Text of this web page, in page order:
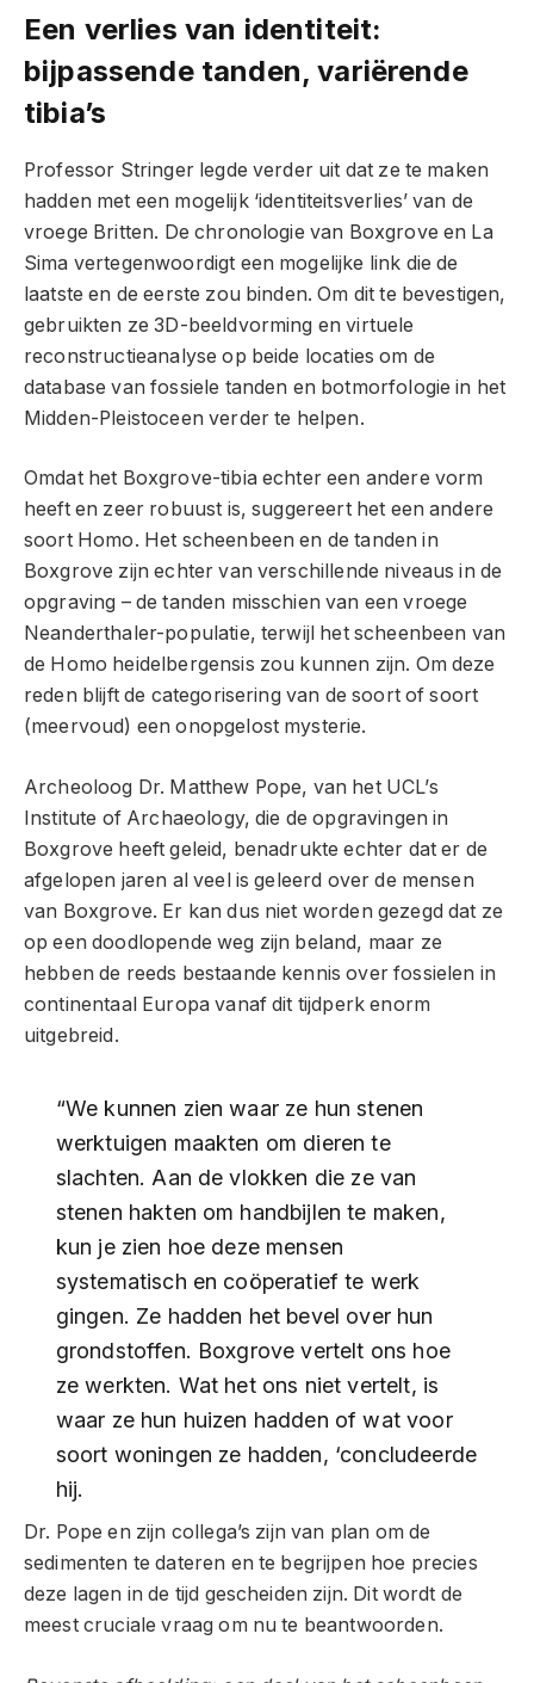
Een verlies van identiteit:
bijpassende tanden, variërende
tibia’s
Professor Stringer legde verder uit dat ze te maken
hadden met een mogelijk ‘identiteitsverlies’ van de
vroege Britten. De chronologie van Boxgrove en La
Sima vertegenwoordigt een mogelijke link die de
laatste en de eerste zou binden. Om dit te bevestigen,
gebruikten ze 3D-beeldvorming en virtuele
reconstructieanalyse op beide locaties om de
database van fossiele tanden en botmorfologie in het
Midden-Pleistoceen verder te helpen.
Omdat het Boxgrove-tibia echter een andere vorm
heeft en zeer robuust is, suggereert het een andere
soort Homo. Het scheenbeen en de tanden in
Boxgrove zijn echter van verschillende niveaus in de
opgraving – de tanden misschien van een vroege
Neanderthaler-populatie, terwijl het scheenbeen van
de Homo heidelbergensis zou kunnen zijn. Om deze
reden blijft de categorisering van de soort of soort
(meervoud) een onopgelost mysterie.
Archeoloog Dr. Matthew Pope, van het UCL’s
Institute of Archaeology, die de opgravingen in
Boxgrove heeft geleid, benadrukte echter dat er de
afgelopen jaren al veel is geleerd over de mensen
van Boxgrove. Er kan dus niet worden gezegd dat ze
op een doodlopende weg zijn beland, maar ze
hebben de reeds bestaande kennis over fossielen in
continentaal Europa vanaf dit tijdperk enorm
uitgebreid.
“We kunnen zien waar ze hun stenen
werktuigen maakten om dieren te
slachten. Aan de vlokken die ze van
stenen hakten om handbijlen te maken,
kun je zien hoe deze mensen
systematisch en coöperatief te werk
gingen. Ze hadden het bevel over hun
grondstoffen. Boxgrove vertelt ons hoe
ze werkten. Wat het ons niet vertelt, is
waar ze hun huizen hadden of wat voor
soort woningen ze hadden, ‘concludeerde
hij.
Dr. Pope en zijn collega’s zijn van plan om de
sedimenten te dateren en te begrijpen hoe precies
deze lagen in de tijd gescheiden zijn. Dit wordt de
meest cruciale vraag om nu te beantwoorden.